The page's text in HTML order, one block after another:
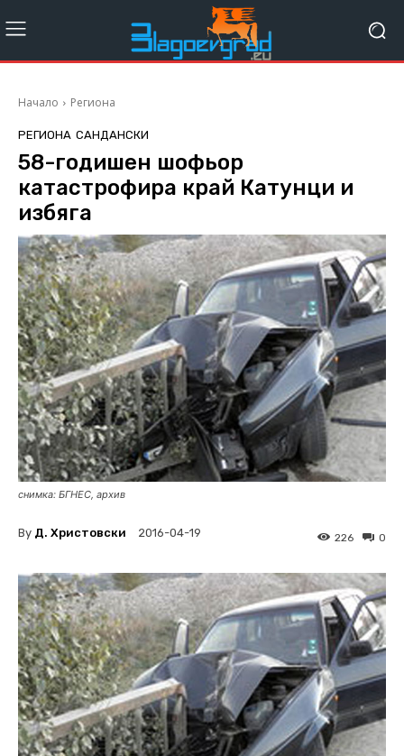
Начало Региона
РЕГИОНА САНДАНСКИ
58-годишен шофьор
катастрофира край Катунци и
избяга
снимка: БГНЕС, архив
By Д. Христовски 2016-04-19 0
226